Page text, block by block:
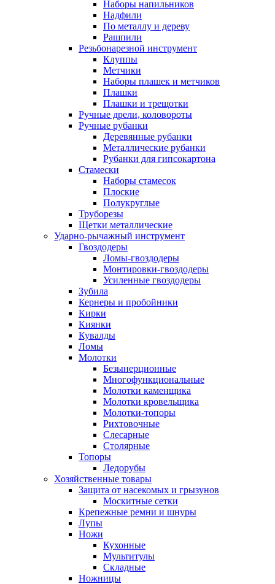
Наборы напильников
Надфили
По металлу и дереву
Рашпили
Резьбонарезной инструмент
Клуппы
Метчики
Наборы плашек и метчиков
Плашки
Плашки и трещотки
Ручные дрели, коловороты
Ручные рубанки
Деревянные рубанки
Металлические рубанки
Рубанки для гипсокартона
Стамески
Наборы стамесок
Плоские
Полукруглые
Труборезы
Щетки металлические
Ударно-рычажный инструмент
Гвоздодеры
Ломы-гвоздодеры
Монтировки-гвоздодеры
Усиленные гвоздодеры
Зубила
Кернеры и пробойники
Кирки
Киянки
Кувалды
Ломы
Молотки
Безынерционные
Многофункциональные
Молотки каменщика
Молотки кровельщика
Молотки-топоры
Рихтовочные
Слесарные
Столярные
Топоры
Ледорубы
Хозяйственные товары
Защита от насекомых и грызунов
Москитные сетки
Крепежные ремни и шнуры
Лупы
Ножи
Кухонные
Мультитулы
Складные
Ножницы